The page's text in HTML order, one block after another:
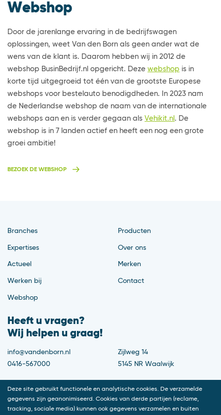
Webshop
Door de jarenlange ervaring in de bedrijfswagen
oplossingen, weet Van den Born als geen ander wat de
wens van de klant is. Daarom hebben wij in 2012 de
webshop BusinBedrijf.nl opgericht. Deze webshop is in
korte tijd uitgegroeid tot één van de grootste Europese
webshops voor bestelauto benodigdheden. In 2023 nam
de Nederlandse webshop de naam van de internationale
webshops aan en is verder gegaan als Vehikit.nl . De
webshop is in 7 landen actief en heeft een nog een grote
groei ambitie!
BEZOEK DE WEBSHOP
Branches
Expertises
Actueel
Werken bij
Webshop
Producten
Over ons
Merken
Contact
Heeft u vragen?
Wij helpen u graag!
info@vandenborn.nl
0416-567000
Zijlweg 14
5145 NR Waalwijk
Deze site gebruikt functionele en analytische cookies. De verzamelde
gegevens zijn geanonimiseerd. Cookies van derde partijen (reclame,
tracking, sociale media) kunnen ook gegevens verzamelen en buiten